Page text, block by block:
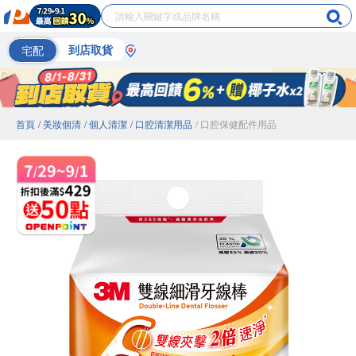
宅配 到店取貨
首頁 / 美妝個清 / 個人清潔 / 口腔清潔用品 / 口腔保健配件用品